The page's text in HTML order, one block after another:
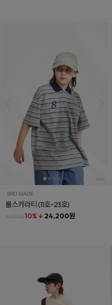
룰스카라티(11호~23호)
26,800원10% ↓ 24,200원